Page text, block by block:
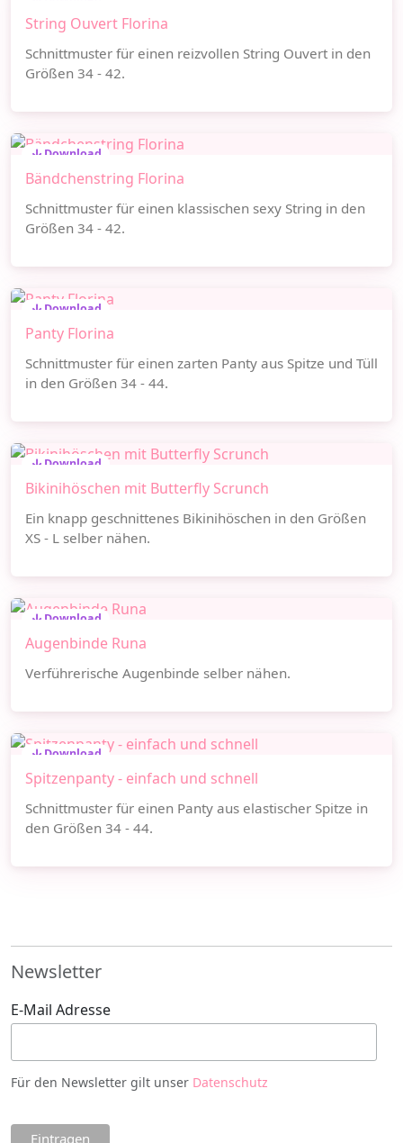
String Ouvert Florina
Schnittmuster für einen reizvollen String Ouvert in den
Größen 34 - 42.
Download
Bändchenstring Florina
Schnittmuster für einen klassischen sexy String in den
Größen 34 - 42.
Download
Panty Florina
Schnittmuster für einen zarten Panty aus Spitze und Tüll
in den Größen 34 - 44.
Download
Bikinihöschen mit Butterfly Scrunch
Ein knapp geschnittenes Bikinihöschen in den Größen
XS - L selber nähen.
Download
Augenbinde Runa
Verführerische Augenbinde selber nähen.
Download
Spitzenpanty - einfach und schnell
Schnittmuster für einen Panty aus elastischer Spitze in
den Größen 34 - 44.
Newsletter
E-Mail Adresse
Für den Newsletter gilt unser Datenschutz